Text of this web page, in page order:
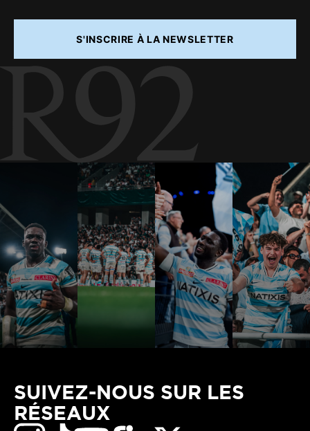
S'INSCRIRE À LA NEWSLETTER
SUIVEZ-NOUS SUR LES
RÉSEAUX